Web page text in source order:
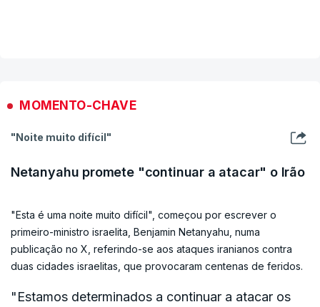
apenas nos conduz a mais guerras, a destruição e morte que
de uma minoria militarista que quer levar a guerra adiante",
afirmou o porta-voz da organização durante a manifestação.
Também em Valência, uma manifestação sob o lema "Não à
guerra" percorreu o centro desta cidade no sudeste de
Espanha para mostrar a oposição a qualquer intervenção
militar que "viole a soberania dos povos e ignore o Direito
MOMENTO-CHAVE
"Noite muito difícil"
Netanyahu promete "continuar a atacar" o Irão
"Esta é uma noite muito difícil", começou por escrever o
primeiro-ministro israelita, Benjamin Netanyahu, numa
publicação no X, referindo-se aos ataques iranianos contra
duas cidades israelitas, que provocaram centenas de feridos.
"Estamos determinados a continuar a atacar os